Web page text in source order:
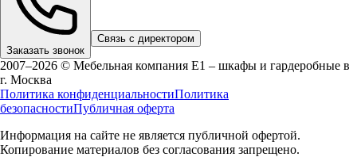
Заказать звонок
Связь с директором
2007–2026 © Мебельная компания Е1 – шкафы и гардеробные в
г. Москва
Политика конфиденциальностиПолитика
безопасностиПубличная оферта
Информация на сайте не является публичной офертой.
Копирование материалов без согласования запрещено.